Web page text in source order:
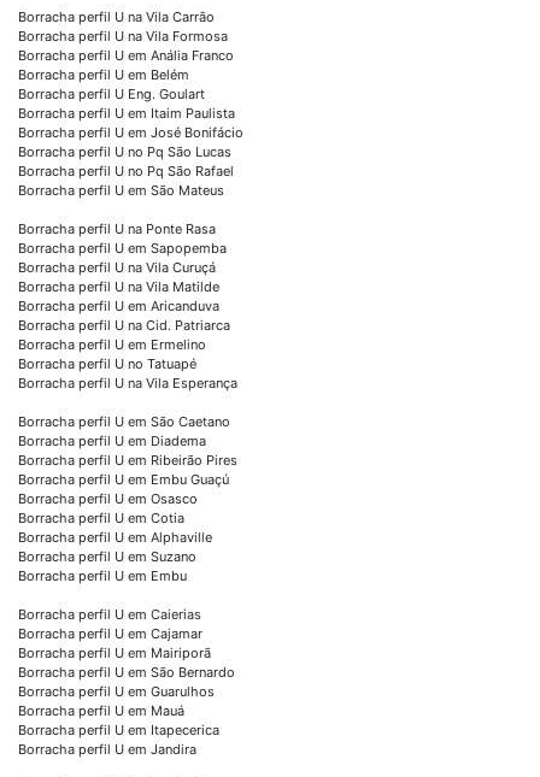
Borracha perfil U na Vila Carrão
Borracha perfil U na Vila Formosa
Borracha perfil U em Anália Franco
Borracha perfil U em Belém
Borracha perfil U Eng. Goulart
Borracha perfil U em Itaim Paulista
Borracha perfil U em José Bonifácio
Borracha perfil U no Pq São Lucas
Borracha perfil U no Pq São Rafael
Borracha perfil U em São Mateus
Borracha perfil U na Ponte Rasa
Borracha perfil U em Sapopemba
Borracha perfil U na Vila Curuçá
Borracha perfil U na Vila Matilde
Borracha perfil U em Aricanduva
Borracha perfil U na Cid. Patriarca
Borracha perfil U em Ermelino
Borracha perfil U no Tatuapé
Borracha perfil U na Vila Esperança
Borracha perfil U em São Caetano
Borracha perfil U em Diadema
Borracha perfil U em Ribeirão Pires
Borracha perfil U em Embu Guaçú
Borracha perfil U em Osasco
Borracha perfil U em Cotia
Borracha perfil U em Alphaville
Borracha perfil U em Suzano
Borracha perfil U em Embu
Borracha perfil U em Caierias
Borracha perfil U em Cajamar
Borracha perfil U em Mairiporã
Borracha perfil U em São Bernardo
Borracha perfil U em Guarulhos
Borracha perfil U em Mauá
Borracha perfil U em Itapecerica
Borracha perfil U em Jandira